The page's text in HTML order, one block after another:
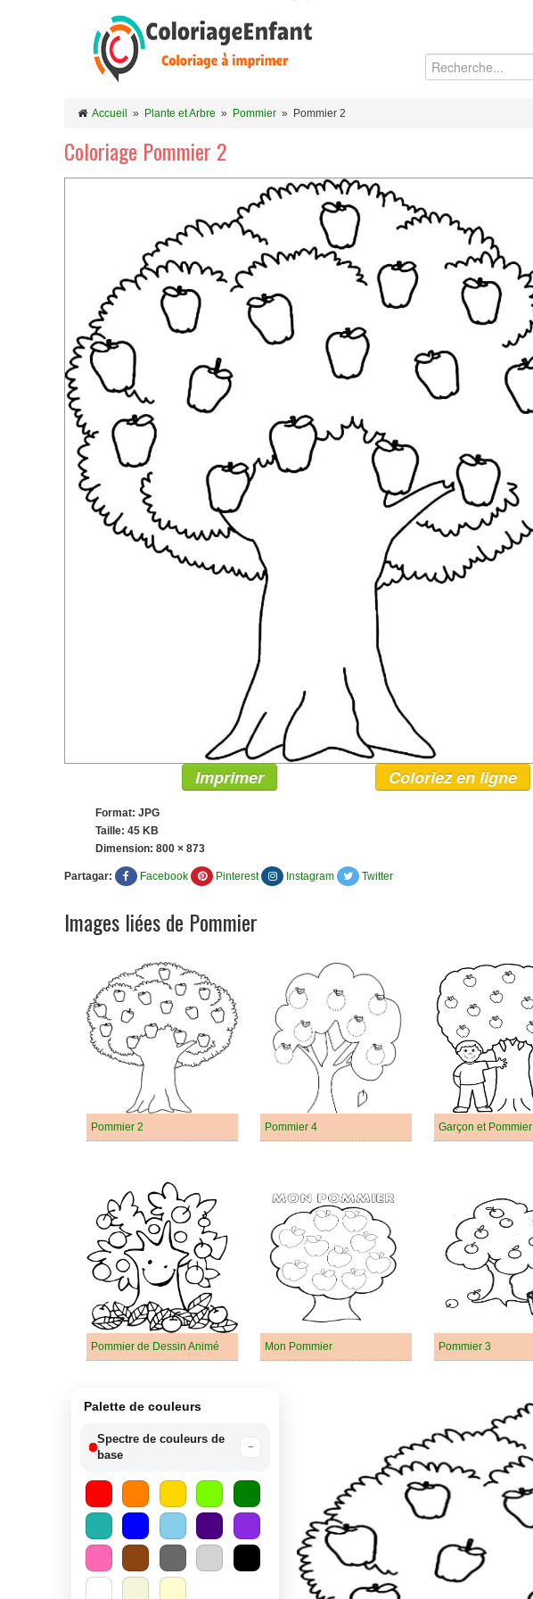
Accueil » Plante et Arbre » Pommier » Pommier 2
Coloriage Pommier 2
Imprimer Coloriez en ligne
Format: JPG
Taille: 45 KB
Dimension: 800 × 873
Partagar: Facebook Pinterest Instagram Twitter
Images liées de Pommier
Pommier 2 Pommier 4 Garçon et Pommier
Pommier de Dessin Animé Mon Pommier Pommier 3
Palette de couleurs
Spectre de couleurs de
base
−